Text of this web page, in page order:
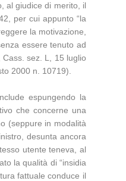
al giudice di merito, il
per cui appunto “la
la motivazione,
essere tenuto ad
sez. L, 15 luglio
2000 n. 10719).
espungendo la
che concerne una
(seppure in modalità
desunta ancora
utente teneva, al
la qualità di “insidia
fattuale conduce il